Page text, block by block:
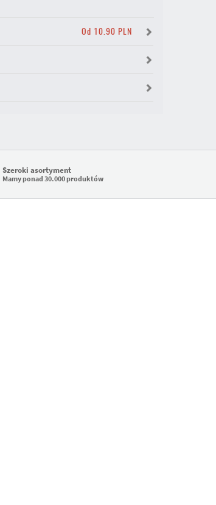
Od 10.90 PLN
Szeroki asortyment
Mamy ponad 30.000 produktów